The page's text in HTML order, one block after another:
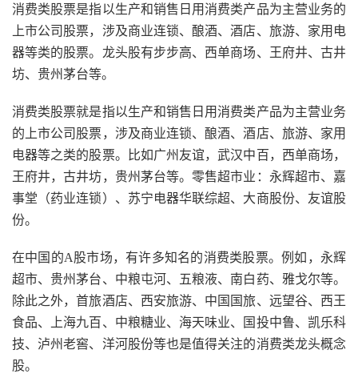
消费类股票是指以生产和销售日用消费类产品为主营业务的
上市公司股票，涉及商业连锁、酿酒、酒店、旅游、家用电
器等类的股票。龙头股有步步高、西单商场、王府井、古井
坊、贵州茅台等。
消费类股票就是指以生产和销售日用消费类产品为主营业务
的上市公司股票，涉及商业连锁、酿酒、酒店、旅游、家用
电器等之类的股票。比如广州友谊，武汉中百，西单商场，
王府井，古井坊，贵州茅台等。零售超市业：永辉超市、嘉
事堂（药业连锁）、苏宁电器华联综超、大商股份、友谊股
份。
在中国的A股市场，有许多知名的消费类股票。例如，永辉
超市、贵州茅台、中粮屯河、五粮液、南白药、雅戈尔等。
除此之外，首旅酒店、西安旅游、中国国旅、远望谷、西王
食品、上海九百、中粮糖业、海天味业、国投中鲁、凯乐科
技、泸州老窖、洋河股份等也是值得关注的消费类龙头概念
股。